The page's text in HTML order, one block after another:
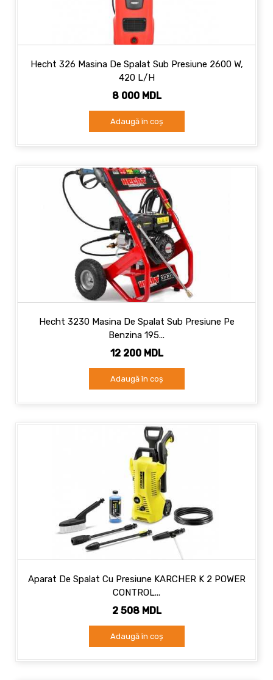
Hecht 326 Masina De Spalat Sub Presiune 2600 W,
420 L/h
8 000 MDL
Adaugă în coș
Hecht 3230 Masina De Spalat Sub Presiune Pe
Benzina 195...
12 200 MDL
Adaugă în coș
Aparat De Spalat Cu Presiune KARCHER K 2 POWER
CONTROL...
2 508 MDL
Adaugă în coș